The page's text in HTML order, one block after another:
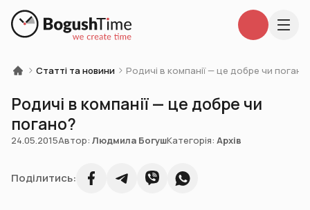
Статті та новини Родичі в компанії — це добре чи
Родичі в компанії — це добре чи
погано?
24.05.2015Автор: Людмила БогушКатегорія: Архів
Поділитись: